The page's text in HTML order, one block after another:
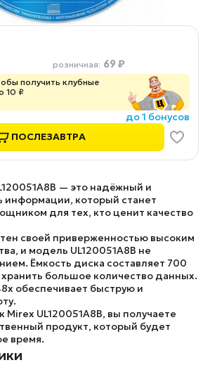
розничная: 69 ₽
получить клубные
10 ₽
до 1 бонусов
ПОСЛЕЗАВТРА
— это надёжный и
информации, который станет
для тех, кто ценит качество
своей приверженностью высоким
и модель UL120051A8B не
Ёмкость диска составляет 700
большое количество данных.
обеспечивает быструю и
Mirex UL120051A8B, вы получаете
продукт, который будет
время.